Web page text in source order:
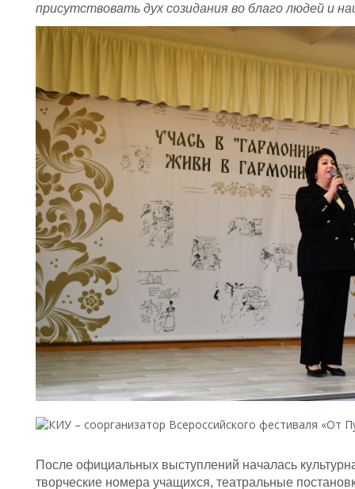
присутствовать дух созидания во благо людей и
После официальных выступлений началась
творческие номера учащихся, театральные